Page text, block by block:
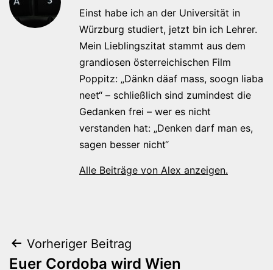
Einst habe ich an der Universität in
Würzburg studiert, jetzt bin ich Lehrer.
Mein Lieblingszitat stammt aus dem
grandiosen österreichischen Film
Poppitz: „Dänkn däaf mass, soogn liaba
neet“ – schließlich sind zumindest die
Gedanken frei – wer es nicht
verstanden hat: „Denken darf man es,
sagen besser nicht“
Alle Beiträge von Alex anzeigen.
Beitragsnavigation
Vorheriger Beitrag
Euer Cordoba wird Wien